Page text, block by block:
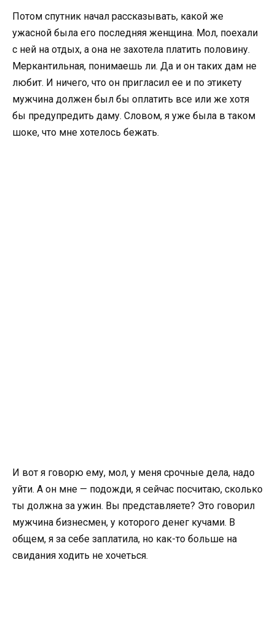
Потом спутник начал рассказывать, какой же
ужасной была его последняя женщина. Мол, поехали
с ней на отдых, а она не захотела платить половину.
Меркантильная, понимаешь ли. Да и он таких дам не
любит. И ничего, что он пригласил ее и по этикету
мужчина должен был бы оплатить все или же хотя
бы предупредить даму. Словом, я уже была в таком
шоке, что мне хотелось бежать.
И вот я говорю ему, мол, у меня срочные дела, надо
уйти. А он мне — подожди, я сейчас посчитаю, сколько
ты должна за ужин. Вы представляете? Это говорил
мужчина бизнесмен, у которого денег кучами. В
общем, я за себе заплатила, но как-то больше на
свидания ходить не хочеться.